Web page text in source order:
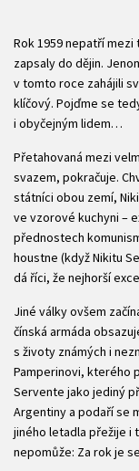
Rok 1959 nepatří
zapsaly do dějin.
v tomto roce zahájili
klíčový. Pojďme se
i obyčejným lidem…
Přetahovaná mezi
svazem, ­pokračuje.
státníci obou zemí,
ve vzorové kuchyni –
přednostech
houstne (když Nikitu
dá říci, že nejhorší
Jiné války ovšem
čínská armáda
s životy známých i
Pamperinovi, kterého
Servente jako jediný
Argentiny a podaří se
jiného letadla přežije i
nepomůže: Za rok je